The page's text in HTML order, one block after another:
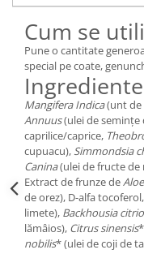
Cum se
Pune o cantitate
special pe coate,
Ingrediente
Mangifera Indica(unt de
Annuus(ulei de semințe
caprilice/caprice,
cupuacu), Simmondsia
Canina(ulei de fructe de
Extract de frunze de
de orez), D-alfa tocoferol,
limete), Backhousia
lămâios), Citrus sinensis
nobilis* (ulei de coji de